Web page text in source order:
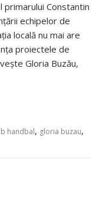
Constantin
echipelor de
locală nu mai are
proiectele de
Gloria Buzău,
handbal, gloria buzau,